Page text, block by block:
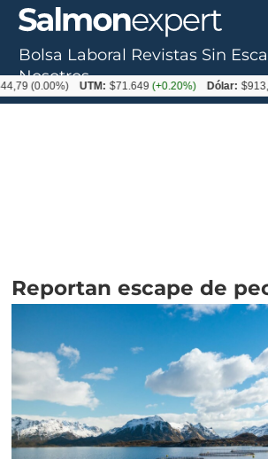
Reportan escape de
Bolsa Laboral Revistas Sin
Nosotros
UTM: $71.649(+0.20%) Dólar: $913,86